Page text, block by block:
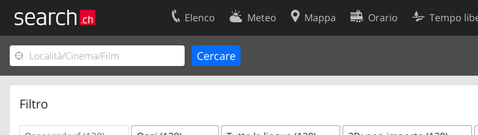
Elenco Meteo Mappa Orario Tempo
Filtro
Il vostro profolio
Area clienti
Contatti
Condizioni d’uso
Preferenze